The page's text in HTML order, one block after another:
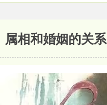
属相和婚姻的关系